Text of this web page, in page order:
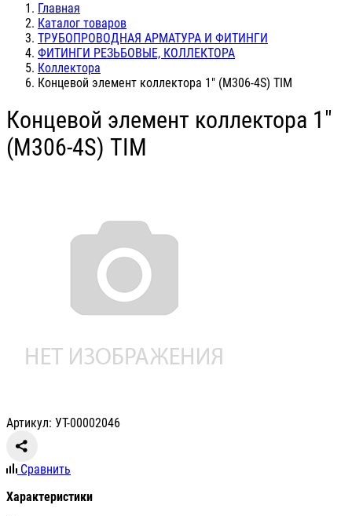
Главная
Каталог товаров
ТРУБОПРОВОДНАЯ АРМАТУРА И ФИТИНГИ
ФИТИНГИ РЕЗЬБОВЫЕ, КОЛЛЕКТОРА
Коллектора
Концевой элемент коллектора 1" (M306-4S) TIM
Концевой элемент коллектора 1"
(M306-4S) TIM
Артикул: УТ-00002046
Сравнить
Характеристики